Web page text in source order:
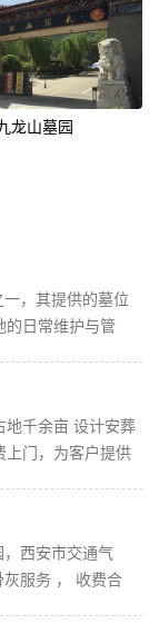
龙山墓园
，其提供的墓位
的日常维护与管
地千余亩 设计安葬
上门，为客户提供
西安市交通气
服务 ， 收费合